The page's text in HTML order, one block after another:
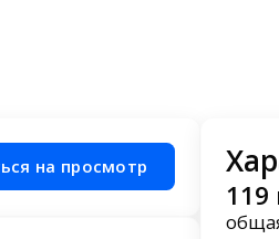
на просмотр
119